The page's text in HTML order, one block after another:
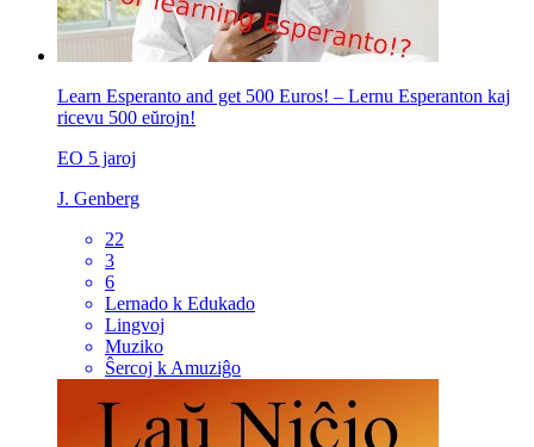
Learn Esperanto and get 500 Euros! – Lernu Esperanton kaj
ricevu 500 eŭrojn!
EO 5 jaroj
J. Genberg
22
3
6
Lernado k Edukado
Lingvoj
Muziko
Ŝercoj k Amuziĝo